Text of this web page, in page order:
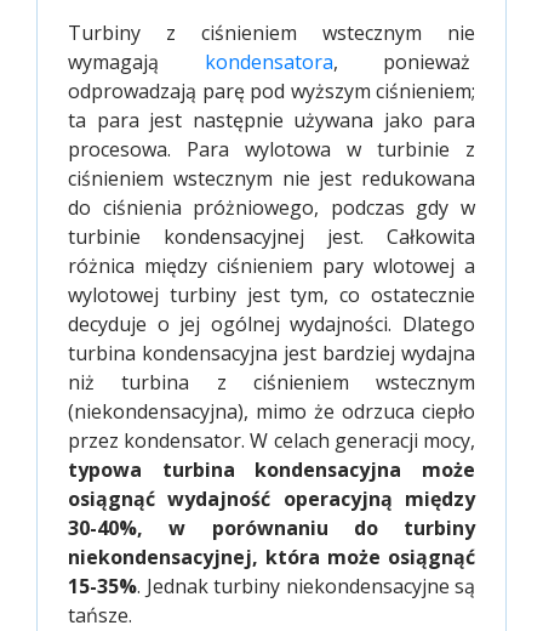
Turbiny z ciśnieniem wstecznym nie
wymagają kondensatora, ponieważ
odprowadzają parę pod wyższym ciśnieniem;
ta para jest następnie używana jako para
procesowa. Para wylotowa w turbinie z
ciśnieniem wstecznym nie jest redukowana
do ciśnienia próżniowego, podczas gdy w
turbinie kondensacyjnej jest. Całkowita
różnica między ciśnieniem pary wlotowej a
wylotowej turbiny jest tym, co ostatecznie
decyduje o jej ogólnej wydajności. Dlatego
turbina kondensacyjna jest bardziej wydajna
niż turbina z ciśnieniem wstecznym
(niekondensacyjna), mimo że odrzuca ciepło
przez kondensator. W celach generacji mocy,
typowa turbina kondensacyjna może
osiągnąć wydajność operacyjną między
30-40%, w porównaniu do turbiny
niekondensacyjnej, która może osiągnąć
15-35%. Jednak turbiny niekondensacyjne są
tańsze.